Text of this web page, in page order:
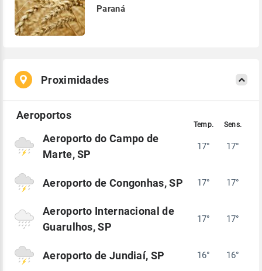
Paraná
Proximidades
Aeroporto do Campo de
Marte, SP
17° 17°
Aeroporto de Congonhas, SP 17° 17°
Aeroporto Internacional de
Guarulhos, SP
17° 17°
Aeroporto de Jundiaí, SP 16° 16°